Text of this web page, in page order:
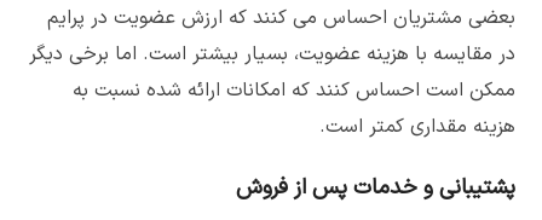
بعضی مشتریان احساس می کنند که ارزش عضویت در پرایم
در مقایسه با هزینه عضویت، بسیار بیشتر است. اما برخی دیگر
ممکن است احساس کنند که امکانات ارائه شده نسبت به
هزینه مقداری کمتر است.
پشتیبانی و خدمات پس از فروش